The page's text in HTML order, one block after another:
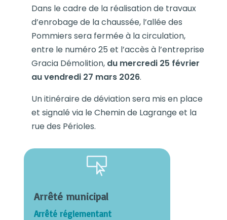
Dans le cadre de la réalisation de travaux
d’enrobage de la chaussée, l’allée des
Pommiers sera fermée à la circulation,
entre le numéro 25 et l’accès à l’entreprise
Gracia Démolition, du mercredi 25 février
au vendredi 27 mars 2026.
Un itinéraire de déviation sera mis en place
et signalé via le Chemin de Lagrange et la
rue des Périoles.

Arrêté municipal
Arrêté réglementant